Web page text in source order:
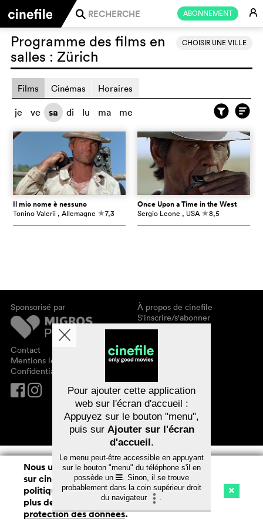
ABONNEMENT E
j
Cinéma Streaming Watchlist (
CHOISIR UNE VILLE
Programme des films en
salles : Zürich
Films Cinémas Horaires
je ve sa di lu ma me
Il mio nome è nessuno
Tonino Valerii , Allemagne c7,3
Once Upon a Time in the West
Sergio Leone , USA c8,5
Sponsorisé par
Contact
Mentions légales
Confidentialité des données
À propos de cinefile
S'inscrire/s'abonner
Newsletter
Bons-cadeaux
Nous utilisons des cookies. En naviguant
sur cinefile.ch, vous acceptez notre
politique d'utilisation des cookies. Pour
plus de détails, voir notredéclaration de
protection des données.
Pour ajouter cette application
web sur l'écran d'accueil :
Appuyez sur le bouton "menu",
puis sur Ajouter sur l'écran
d'accueil.
Le menu peut-être accessible en appuyant
sur le bouton "menu" du téléphone s'il en
possède un
. Sinon, il se trouve
probablement dans la coin supérieur droit
du navigateur
.